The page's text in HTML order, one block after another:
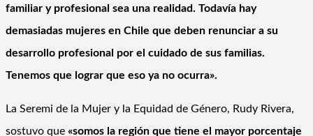
familiar y profesional sea una realidad. Todavía hay
demasiadas mujeres en Chile que deben renunciar a su
desarrollo profesional por el cuidado de sus familias.
Tenemos que lograr que eso ya no ocurra».
La Seremi de la Mujer y la Equidad de Género, Rudy Rivera,
sostuvo que «somos la región que tiene el mayor porcentaje